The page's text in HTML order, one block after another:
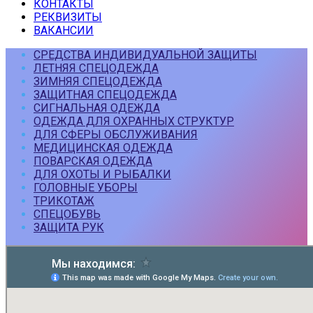
КОНТАКТЫ
РЕКВИЗИТЫ
ВАКАНСИИ
СРЕДСТВА ИНДИВИДУАЛЬНОЙ ЗАЩИТЫ
ЛЕТНЯЯ СПЕЦОДЕЖДА
ЗИМНЯЯ СПЕЦОДЕЖДА
ЗАЩИТНАЯ СПЕЦОДЕЖДА
СИГНАЛЬНАЯ ОДЕЖДА
ОДЕЖДА ДЛЯ ОХРАННЫХ СТРУКТУР
ДЛЯ СФЕРЫ ОБСЛУЖИВАНИЯ
МЕДИЦИНСКАЯ ОДЕЖДА
ПОВАРСКАЯ ОДЕЖДА
ДЛЯ ОХОТЫ И РЫБАЛКИ
ГОЛОВНЫЕ УБОРЫ
ТРИКОТАЖ
СПЕЦОБУВЬ
ЗАЩИТА РУК